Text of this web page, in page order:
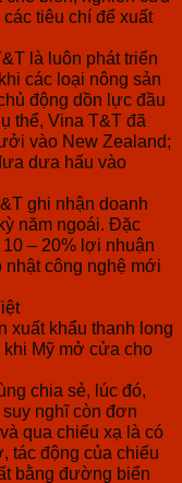
tiêu chí để xuất
là luôn phát triển
các loại nông sản
động dồn lực đầu
thể, Vina T&T đã
vào New Zealand;
dưa hấu vào
ghi nhận doanh
năm ngoái. Đặc
– 20% lợi nhuận
công nghệ mới
xuất khẩu thanh long
Mỹ mở cửa cho
chia sẻ, lúc đó,
nghĩ còn đơn
qua chiếu xạ là có
tác động của chiếu
bằng đường biển